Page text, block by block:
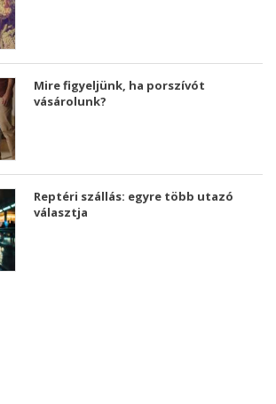
Mire figyeljünk, ha porszívót
vásárolunk?
Reptéri szállás: egyre több utazó
választja